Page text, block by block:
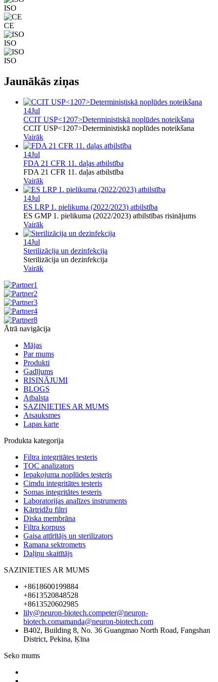
ISO
CE
ISO
ISO
Jaunākās ziņas
14Jul
CCIT USP<1207>Deterministiskā noplūdes noteikšana
CCIT USP<1207>Deterministiskā noplūdes noteikšana
Vairāk
14Jul
FDA 21 CFR 11. daļas atbilstība
FDA 21 CFR 11. daļas atbilstība
Vairāk
14Jul
ES LRP 1. pielikuma (2022/2023) atbilstība
ES GMP 1. pielikuma (2022/2023) atbilstības risinājums
Vairāk
14Jul
Sterilizācija un dezinfekcija
Sterilizācija un dezinfekcija
Vairāk
Ātrā navigācija
Mājas
Par mums
Produkti
Gadījums
RISINĀJUMI
BLOGS
Atbalsta
SAZINIETIES AR MUMS
Atsauksmes
Lapas karte
Produkta kategorija
Filtra integritātes testeris
TOC analizators
Iepakojuma noplūdes testeris
Cimdu integritātes testeris
Somas integritātes testeris
Laboratorijas analīzes instruments
Kārtridžu filtri
Diska membrāna
Filtra korpuss
Gaisa attīrītājs un sterilizators
Ramana sektrometrs
Daļiņu skaitītājs
SAZINIETIES AR MUMS
+8618600199884
+8613520848528
+8613520602985
lily@neuron-biotech.competer@neuron-
biotech.comamanda@neuron-biotech.com
B402, Building 8, No. 36 Guangmao North Road, Fangshan
District, Pekina, Ķīna
Seko mums